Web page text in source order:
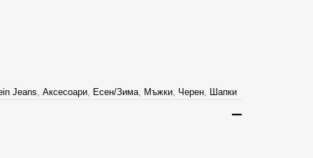
Jeans Аксесоари, Есен/Зима, Мъжки, Черен, Шапки